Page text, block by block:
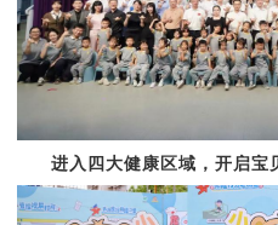
进入四大健康区域，开启宝